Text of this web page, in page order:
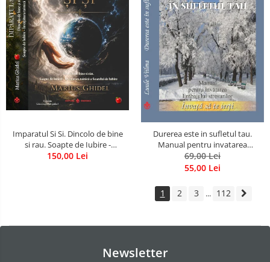
Imparatul Si Si. Dincolo de bine
si rau. Soapte de Iubire -
Invatatura tainica a Soarelui de
150,00 Lei
Durerea este in sufletul tau.
Manual pentru invatarea
limbajului stresurilor Seria
Invata sa te Ierti Luule Viilma
69,00 Lei
55,00 Lei
1 2 3 ... 112
Newsletter